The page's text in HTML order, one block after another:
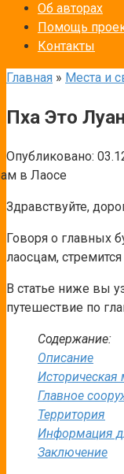
Об авторах
Помощь
Контакты
Главная » Места и
Пха Это
Опубликовано:
Здравствуйте,
Говоря о главных
лаосцам,
В статье ниже вы
путешествие по
Содержание:
Описание
Историческая
Главное
Территория
Информация
Заключение